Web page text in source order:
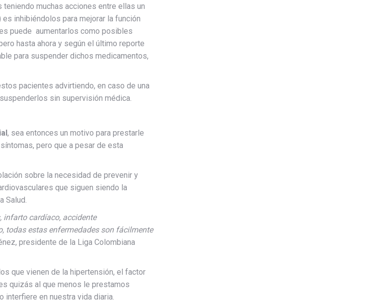
muchas acciones entre ellas un
inhibiéndolos para mejorar la función
puede aumentarlos como posibles
hasta ahora y según el último reporte
para suspender dichos medicamentos,
pacientes advirtiendo, en caso de una
sin supervisión médica.
, sea entonces un motivo para prestarle
pero que a pesar de esta
sobre la necesidad de prevenir y
que siguen siendo la
Salud.
infarto cardíaco, accidente
todas estas enfermedades son fácilmente
presidente de la Liga Colombiana
que vienen de la hipertensión, el factor
quizás al que menos le prestamos
interfiere en nuestra vida diaria.